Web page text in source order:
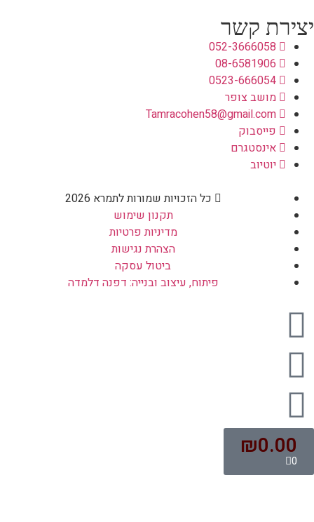
יצירת קשר
052-3666058
08-6581906
0523-666054
מושב צופר
Tamracohen58@gmail.com
פייסבוק
אינסטגרם
יוטיוב
כל הזכויות שמורות לתמרא 2026
תקנון שימוש
מדיניות פרטיות
הצהרת נגישות
ביטול עסקה
פיתוח, עיצוב ובנייה: דפנה דלמדה
₪0.00
0